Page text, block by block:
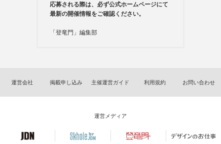
応募される際は、必ず公式ホームページにて
最新の開催情報をご確認ください。
「登竜門」編集部
運営会社 掲載申し込み 主催運営ガイド 利用規約 お問い合わせ
運営メディア